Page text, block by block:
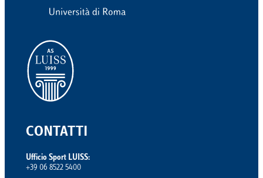
CONTATTI
Ufficio Sport LUISS:
+39 06 8522 5400